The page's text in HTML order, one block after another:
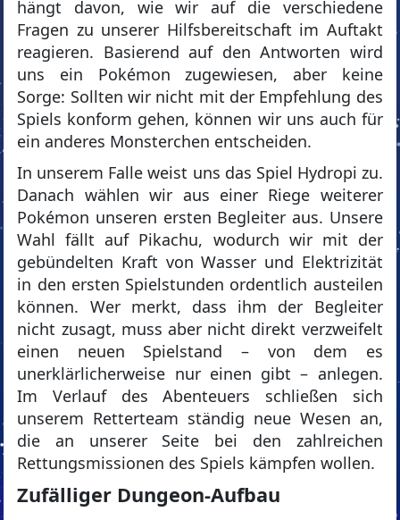
hängt davon, wie wir auf die verschiedene
Fragen zu unserer Hilfsbereitschaft im Auftakt
reagieren. Basierend auf den Antworten wird
uns ein Pokémon zugewiesen, aber keine
Sorge: Sollten wir nicht mit der Empfehlung des
Spiels konform gehen, können wir uns auch für
ein anderes Monsterchen entscheiden.
In unserem Falle weist uns das Spiel Hydropi zu.
Danach wählen wir aus einer Riege weiterer
Pokémon unseren ersten Begleiter aus. Unsere
Wahl fällt auf Pikachu, wodurch wir mit der
gebündelten Kraft von Wasser und Elektrizität
in den ersten Spielstunden ordentlich austeilen
können. Wer merkt, dass ihm der Begleiter
nicht zusagt, muss aber nicht direkt verzweifelt
einen neuen Spielstand – von dem es
unerklärlicherweise nur einen gibt – anlegen.
Im Verlauf des Abenteuers schließen sich
unserem Retterteam ständig neue Wesen an,
die an unserer Seite bei den zahlreichen
Rettungsmissionen des Spiels kämpfen wollen.
Zufälliger Dungeon-Aufbau